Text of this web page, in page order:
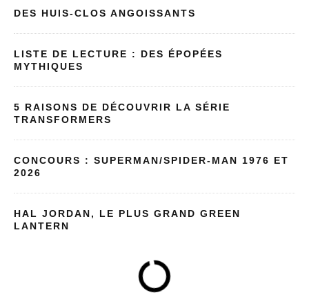
DES HUIS-CLOS ANGOISSANTS
LISTE DE LECTURE : DES ÉPOPÉES
MYTHIQUES
5 RAISONS DE DÉCOUVRIR LA SÉRIE
TRANSFORMERS
CONCOURS : SUPERMAN/SPIDER-MAN 1976 ET
2026
HAL JORDAN, LE PLUS GRAND GREEN
LANTERN